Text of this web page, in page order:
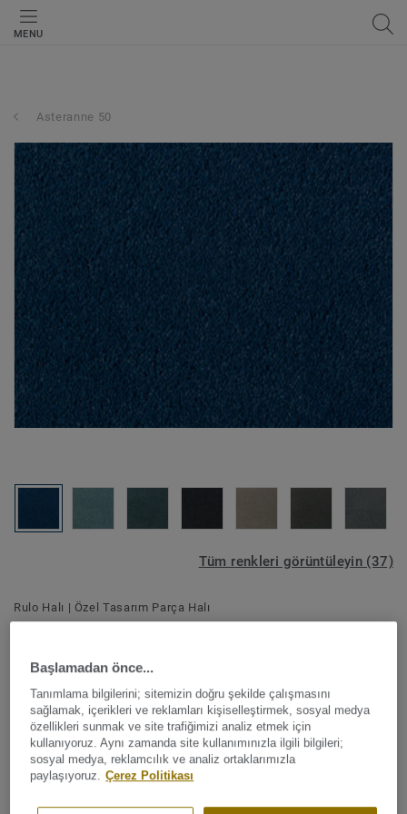
MENU
Asteranne 50
Tüm renkleri görüntüleyin (37)
Rulo Halı | Özel Tasarım Parça Halı
8801
Ünlü tasarım klasiği DESSO Asteranne halı koleksiyonu
yeniden tasarlandı. Güncel yaşam trendlerine cevap veren
37 yeni renk ile her iç mekana uygun bir renk bulacaksınız.
Kompakt yapı ve kesik hav sayesinde DESSO Asteranne iç
Başlamadan önce...
Tanımlama bilgilerini; sitemizin doğru şekilde çalışmasını
sağlamak, içerikleri ve reklamları kişiselleştirmek, sosyal medya
özellikleri sunmak ve site trafiğimizi analiz etmek için
kullanıyoruz. Aynı zamanda site kullanımınızla ilgili bilgileri;
sosyal medya, reklamcılık ve analiz ortaklarımızla
paylaşıyoruz. Çerez Politikası